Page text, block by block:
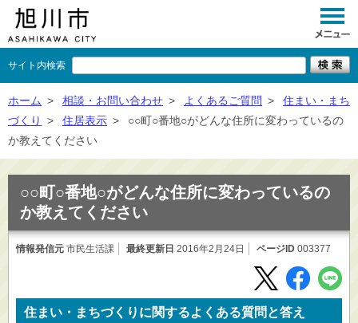
サイト内検索
くらし
事業者向け
施設一覧
×閉じる
ホーム > 相談・お問い合わせ > よくあるご質問 >
住まい・まち
づくり
> 住居表示 >
○○町○番地○がどんな住所に変わっているの
か教えてください
○○町○番地○がどんな住所に変わっているの
か教えてください
情報発信元 市民生活課 最終更新日 2016年2月24日 ページID 003377
住まい・まちづくりに関するよくある質問と答え